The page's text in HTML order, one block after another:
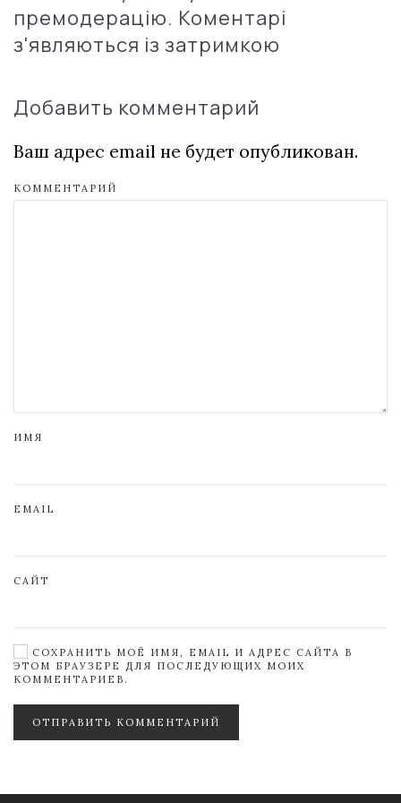
премодерацію. Коментарі
з'являються із затримкою
Добавить комментарий
Ваш адрес email не будет опубликован.
КОММЕНТАРИЙ
ИМЯ
EMAIL
САЙТ
СОХРАНИТЬ МОЁ ИМЯ, EMAIL И АДРЕС САЙТА В
ЭТОМ БРАУЗЕРЕ ДЛЯ ПОСЛЕДУЮЩИХ МОИХ
КОММЕНТАРИЕВ.
ОТПРАВИТЬ КОММЕНТАРИЙ